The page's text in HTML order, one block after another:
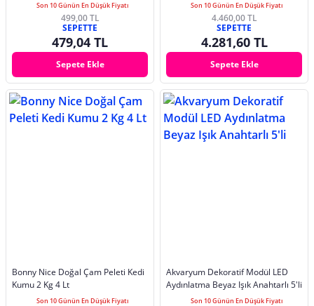
Son 10 Günün En Düşük Fiyatı
499,00 TL
SEPETTE
479,04 TL
Sepete Ekle
Son 10 Günün En Düşük Fiyatı
4.460,00 TL
SEPETTE
4.281,60 TL
Sepete Ekle
Bonny Nice Doğal Çam Peleti Kedi
Kumu 2 Kg 4 Lt
Son 10 Günün En Düşük Fiyatı
Akvaryum Dekoratif Modül LED
Aydınlatma Beyaz Işık Anahtarlı 5'li
Son 10 Günün En Düşük Fiyatı